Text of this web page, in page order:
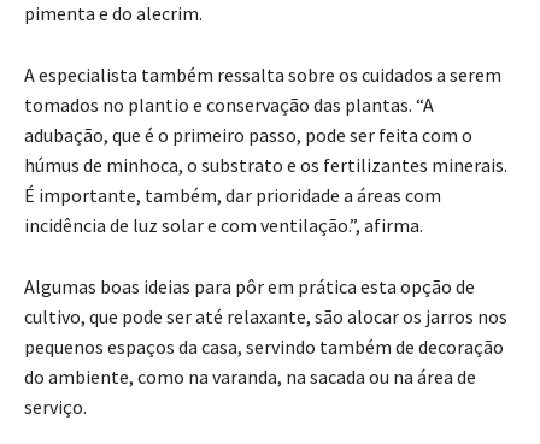
pimenta e do alecrim.
A especialista também ressalta sobre os cuidados a serem
tomados no plantio e conservação das plantas. “A
adubação, que é o primeiro passo, pode ser feita com o
húmus de minhoca, o substrato e os fertilizantes minerais.
É importante, também, dar prioridade a áreas com
incidência de luz solar e com ventilação.”, afirma.
Algumas boas ideias para pôr em prática esta opção de
cultivo, que pode ser até relaxante, são alocar os jarros nos
pequenos espaços da casa, servindo também de decoração
do ambiente, como na varanda, na sacada ou na área de
serviço.